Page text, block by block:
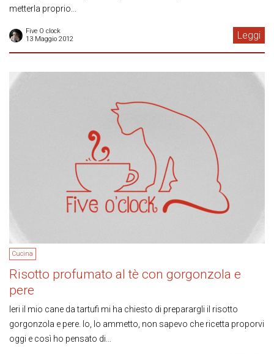
metterla proprio...
Five O clock
13 Maggio 2012
Leggi
Cucina
Risotto profumato al tè con gorgonzola e
pere
Ieri il mio cane da tartufi mi ha chiesto di preparargli il risotto
gorgonzola e pere. Io, lo ammetto, non sapevo che ricetta proporvi
oggi e così ho pensato di...